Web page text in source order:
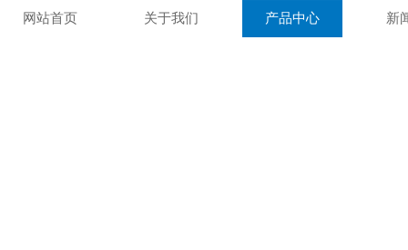
网站首页 关于我们 产品中心 新